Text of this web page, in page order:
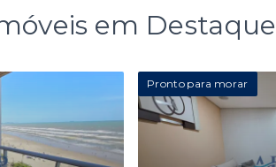
em Destaque
Pronto para morar